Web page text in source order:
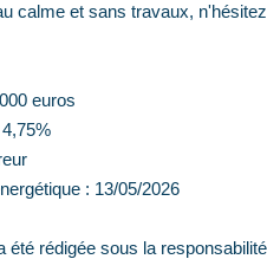
calme et sans travaux,
euros
: 13/05/2026
été rédigée sous la